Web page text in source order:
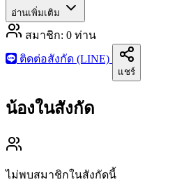
อ่านเพิ่มเติม
สมาชิก: 0 ท่าน
ติดต่อสังกัด (LINE)
แชร์
น้องในสังกัด
ไม่พบสมาชิกในสังกัดนี้